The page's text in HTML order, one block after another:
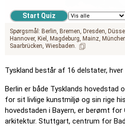
Spørgsmål: Berlin Bremen Dresden
Hannover Kiel Magdeburg Mainz
Saarbrücken Wiesbaden
Tyskland består af 16 delstater,
Berlin er både Tysklands hovedstad
for sit livlige kunstmiljø og sin rige
hovedstaden i Bayern, er berømt
arkitektur. Stuttgart, centrum for